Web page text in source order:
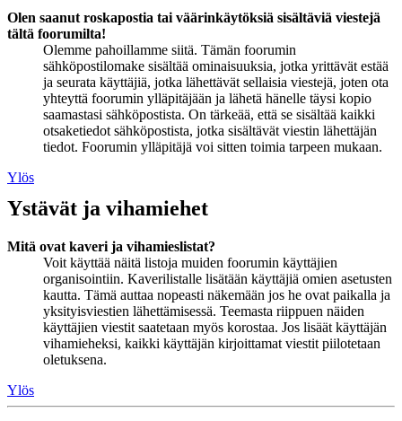
Olen saanut roskapostia tai väärinkäytöksiä sisältäviä viestejä
tältä foorumilta!
Olemme pahoillamme siitä. Tämän foorumin
sähköpostilomake sisältää ominaisuuksia, jotka yrittävät estää
ja seurata käyttäjiä, jotka lähettävät sellaisia viestejä, joten ota
yhteyttä foorumin ylläpitäjään ja lähetä hänelle täysi kopio
saamastasi sähköpostista. On tärkeää, että se sisältää kaikki
otsaketiedot sähköpostista, jotka sisältävät viestin lähettäjän
tiedot. Foorumin ylläpitäjä voi sitten toimia tarpeen mukaan.
Ylös
Ystävät ja vihamiehet
Mitä ovat kaveri ja vihamieslistat?
Voit käyttää näitä listoja muiden foorumin käyttäjien
organisointiin. Kaverilistalle lisätään käyttäjiä omien asetusten
kautta. Tämä auttaa nopeasti näkemään jos he ovat paikalla ja
yksityisviestien lähettämisessä. Teemasta riippuen näiden
käyttäjien viestit saatetaan myös korostaa. Jos lisäät käyttäjän
vihamieheksi, kaikki käyttäjän kirjoittamat viestit piilotetaan
oletuksena.
Ylös